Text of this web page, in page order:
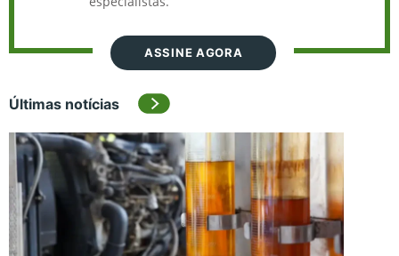
ASSINE AGORA
Últimas notícias